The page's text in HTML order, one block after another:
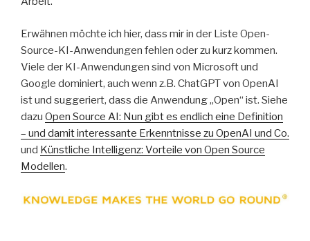
Erwähnen möchte ich hier, dass mir in der Liste Open-
Source-KI-Anwendungen fehlen oder zu kurz kommen.
Viele der KI-Anwendungen sind von Microsoft und
Google dominiert, auch wenn z.B. ChatGPT von OpenAI
ist und suggeriert, dass die Anwendung „Open“ ist. Siehe
dazu Open Source AI: Nun gibt es endlich eine Definition
– und damit interessante Erkenntnisse zu OpenAI und Co.
und Künstliche Intelligenz: Vorteile von Open Source
Modellen.